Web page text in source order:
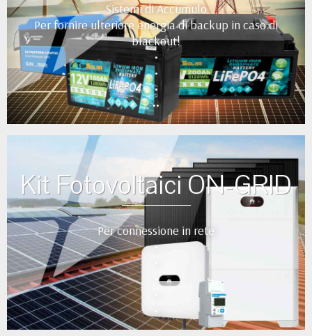
Sistemi di Accumulo
Per fornire ulteriore energia di backup in caso di
blackout!
•
•
•
••
Kit Fotovoltaici ON-GRID
Per connessione in rete
•
•